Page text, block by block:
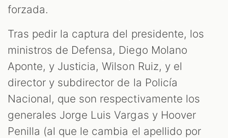
forzada.
Tras pedir la captura del presidente, los
ministros de Defensa, Diego Molano
Aponte, y Justicia, Wilson Ruiz, y el
director y subdirector de la Policía
Nacional, que son respectivamente los
generales Jorge Luis Vargas y Hoover
Penilla (al que le cambia el apellido por